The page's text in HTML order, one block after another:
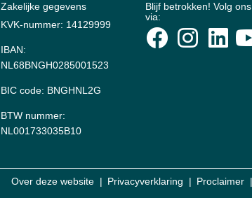
Zakelijke gegevens
KVK-nummer: 14129999
IBAN:
NL68BNGH0285001523
BIC code: BNGHNL2G
BTW nummer:
NL001733035B10
Blijf betrokken! Volg ons
via:
Over deze website Privacyverklaring Proclaimer